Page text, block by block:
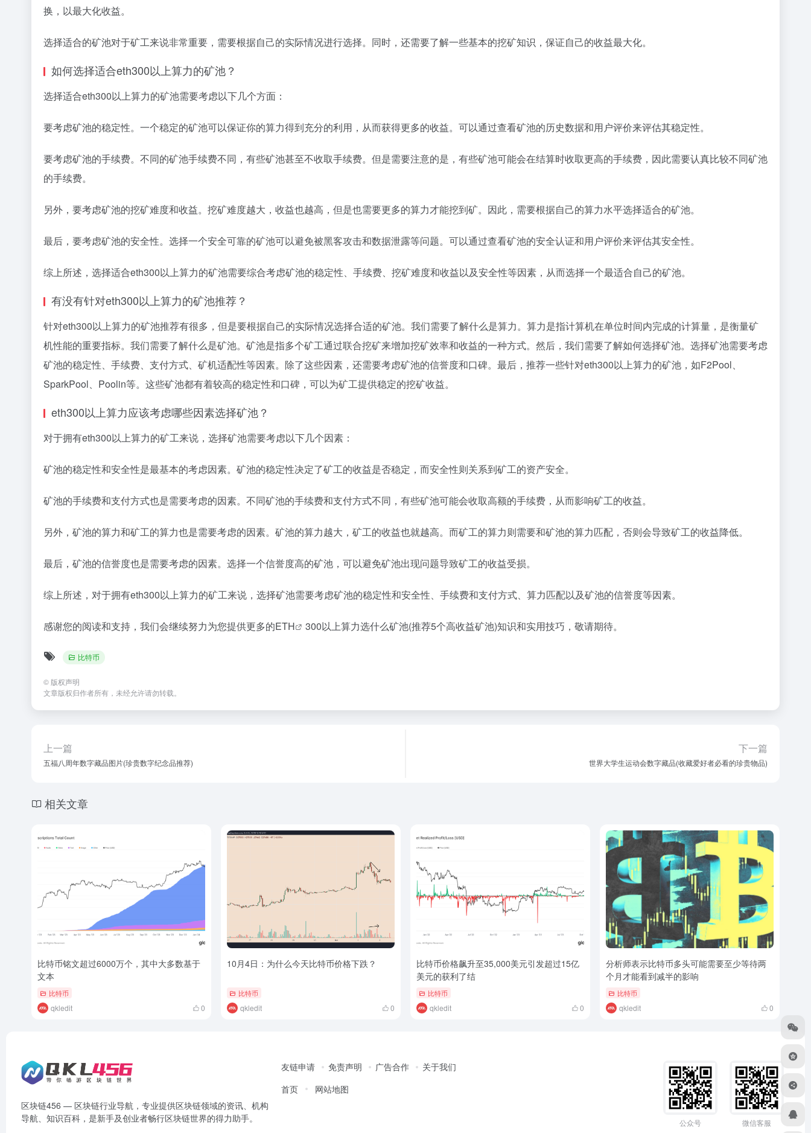
换，以最大化收益。
选择适合的矿池对于矿工来说非常重要，需要根据自己的实际情况进行选择。同时，还需要了解一些基本的挖矿知识，保证自己的收益最大化。
如何选择适合eth300以上算力的矿池？
选择适合eth300以上算力的矿池需要考虑以下几个方面：
要考虑矿池的稳定性。一个稳定的矿池可以保证你的算力得到充分的利用，从而获得更多的收益。可以通过查看矿池的历史数据和用户评价来评估其稳定性。
要考虑矿池的手续费。不同的矿池手续费不同，有些矿池甚至不收取手续费。但是需要注意的是，有些矿池可能会在结算时收取更高的手续费，因此需要认真比较不同矿池
的手续费。
另外，要考虑矿池的挖矿难度和收益。挖矿难度越大，收益也越高，但是也需要更多的算力才能挖到矿。因此，需要根据自己的算力水平选择适合的矿池。
最后，要考虑矿池的安全性。选择一个安全可靠的矿池可以避免被黑客攻击和数据泄露等问题。可以通过查看矿池的安全认证和用户评价来评估其安全性。
综上所述，选择适合eth300以上算力的矿池需要综合考虑矿池的稳定性、手续费、挖矿难度和收益以及安全性等因素，从而选择一个最适合自己的矿池。
有没有针对eth300以上算力的矿池推荐？
针对eth300以上算力的矿池推荐有很多，但是要根据自己的实际情况选择合适的矿池。我们需要了解什么是算力。算力是指计算机在单位时间内完成的计算量，是衡量矿
机性能的重要指标。我们需要了解什么是矿池。矿池是指多个矿工通过联合挖矿来增加挖矿效率和收益的一种方式。然后，我们需要了解如何选择矿池。选择矿池需要考虑
矿池的稳定性、手续费、支付方式、矿机适配性等因素。除了这些因素，还需要考虑矿池的信誉度和口碑。最后，推荐一些针对eth300以上算力的矿池，如F2Pool、
SparkPool、Poolin等。这些矿池都有着较高的稳定性和口碑，可以为矿工提供稳定的挖矿收益。
eth300以上算力应该考虑哪些因素选择矿池？
对于拥有eth300以上算力的矿工来说，选择矿池需要考虑以下几个因素：
矿池的稳定性和安全性是最基本的考虑因素。矿池的稳定性决定了矿工的收益是否稳定，而安全性则关系到矿工的资产安全。
矿池的手续费和支付方式也是需要考虑的因素。不同矿池的手续费和支付方式不同，有些矿池可能会收取高额的手续费，从而影响矿工的收益。
另外，矿池的算力和矿工的算力也是需要考虑的因素。矿池的算力越大，矿工的收益也就越高。而矿工的算力则需要和矿池的算力匹配，否则会导致矿工的收益降低。
最后，矿池的信誉度也是需要考虑的因素。选择一个信誉度高的矿池，可以避免矿池出现问题导致矿工的收益受损。
综上所述，对于拥有eth300以上算力的矿工来说，选择矿池需要考虑矿池的稳定性和安全性、手续费和支付方式、算力匹配以及矿池的信誉度等因素。
感谢您的阅读和支持，我们会继续努力为您提供更多的ETH 300以上算力选什么矿池(推荐5个高收益矿池)知识和实用技巧，敬请期待。
比特币
© 版权声明
文章版权归作者所有，未经允许请勿转载。
上一篇
五福八周年数字藏品图片(珍贵数字纪念品推荐)
下一篇
世界大学生运动会数字藏品(收藏爱好者必看的珍贵物品)
相关文章
比特币铭文超过6000万个，其中大多数基于
文本
比特币
qkledit 0
10月4日：为什么今天比特币价格下跌？
比特币
qkledit 0
比特币价格飙升至35,000美元引发超过15亿
美元的获利了结
比特币
qkledit 0
分析师表示比特币多头可能需要至少等待两
个月才能看到减半的影响
比特币
qkledit 0
区块链456 — 区块链行业导航，专业提供区块链领域的资讯、机构
导航、知识百科，是新手及创业者畅行区块链世界的得力助手。
友链申请 免责声明 广告合作
关于我们
首页
网站地图
公众号 微信客服